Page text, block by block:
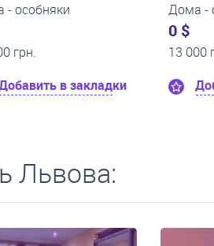
Дома - особняки
0 грн.
Добавить в закладки
Львова: